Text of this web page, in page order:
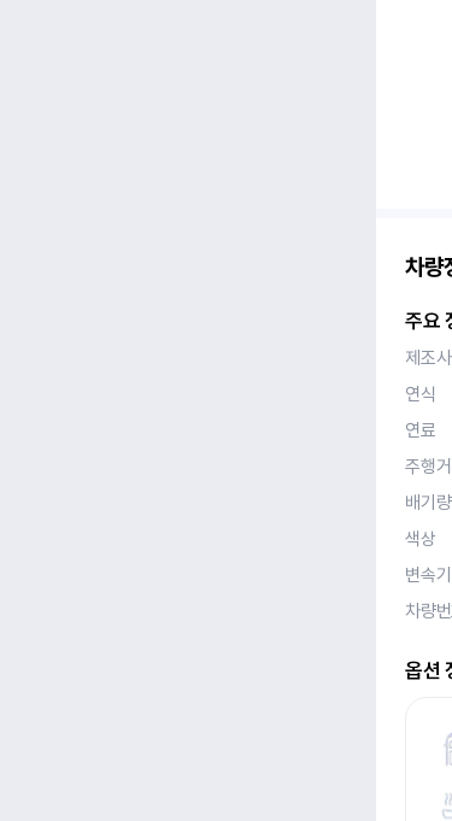
차량
주요
제조사
연식
연료
주행거
배기량
색상
변속기
차량
옵션